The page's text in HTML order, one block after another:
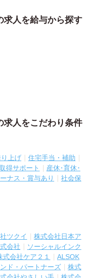
求人を給与から探す
求人をこだわり条件
上げ
住宅手当・補助
得サポート
産休･育休･
ナス・賞与あり
社会保
ツクイ
株式会社日本ア
会社
ソーシャルインク
式会社ケア２１
ALSOK
ド・パートナーズ
株式